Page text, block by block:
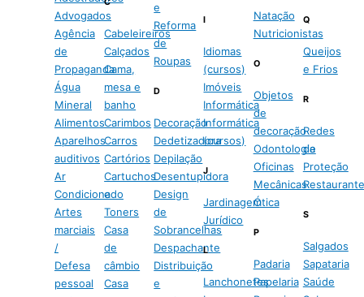
Advogados
Agência
de
Propaganda
Água
Mineral
Alimentos
Aparelhos
auditivos
Ar
Condicionado
Artes
marciais
/
Defesa
pessoal
Cabeleireiros
Calçados
Cama,
mesa e
banho
Carimbos
Carros
Cartórios
Cartuchos
e
Toners
Casa
de
câmbio
Casa
e
Reforma
de
Roupas
D
Decoração
Dedetizadora
Depilação
Desentupidora
Design
de
Sobrancelhas
Despachante
Distribuição
e
I
Idiomas
(cursos)
Imóveis
Informática
Informática
(cursos)
J
Jardinagem
Jurídico
L
Lanchonetes
Natação
Nutricionistas
O
Objetos
de
decoração
Odontologia
Oficinas
Mecânicas
Ótica
P
Padaria
Papelaria
Q
Queijos
e Frios
R
Redes
de
Proteção
S
Salgados
Sapataria
Saúde